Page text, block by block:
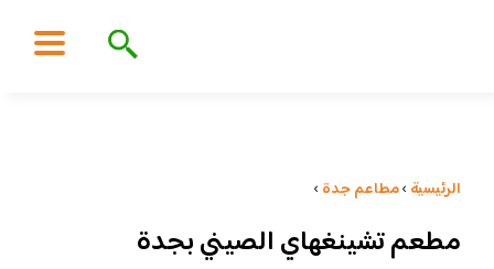
الرئيسية ›مطاعم جدة ›
مطعم تشينغهاي الصيني بجدة